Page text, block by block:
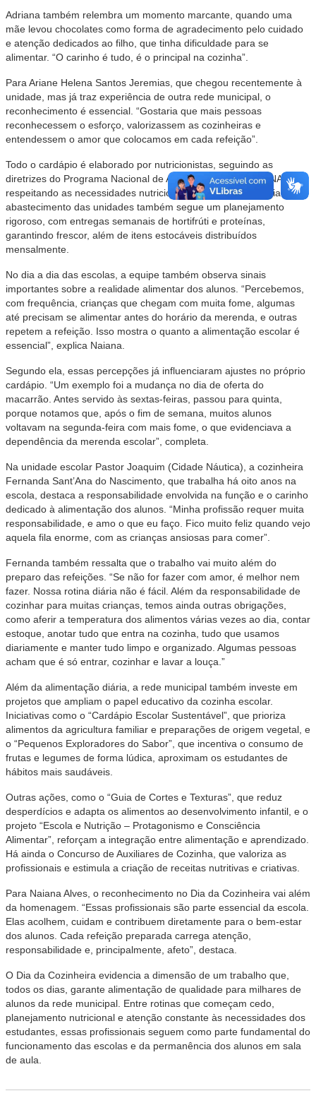
Adriana também relembra um momento marcante, quando uma
mãe levou chocolates como forma de agradecimento pelo cuidado
e atenção dedicados ao filho, que tinha dificuldade para se
alimentar. “O carinho é tudo, é o principal na cozinha”.
Para Ariane Helena Santos Jeremias, que chegou recentemente à
unidade, mas já traz experiência de outra rede municipal, o
reconhecimento é essencial. “Gostaria que mais pessoas
reconhecessem o esforço, valorizassem as cozinheiras e
entendessem o amor que colocamos em cada refeição”.
Todo o cardápio é elaborado por nutricionistas, seguindo as
diretrizes do Programa Nacional de Alimentação Escolar (PNAE) e
respeitando as necessidades nutricionais de cada faixa etária. O
abastecimento das unidades também segue um planejamento
rigoroso, com entregas semanais de hortifrúti e proteínas,
garantindo frescor, além de itens estocáveis distribuídos
mensalmente.
No dia a dia das escolas, a equipe também observa sinais
importantes sobre a realidade alimentar dos alunos. “Percebemos,
com frequência, crianças que chegam com muita fome, algumas
até precisam se alimentar antes do horário da merenda, e outras
repetem a refeição. Isso mostra o quanto a alimentação escolar é
essencial”, explica Naiana.
Segundo ela, essas percepções já influenciaram ajustes no próprio
cardápio. “Um exemplo foi a mudança no dia de oferta do
macarrão. Antes servido às sextas-feiras, passou para quinta,
porque notamos que, após o fim de semana, muitos alunos
voltavam na segunda-feira com mais fome, o que evidenciava a
dependência da merenda escolar”, completa.
Na unidade escolar Pastor Joaquim (Cidade Náutica), a cozinheira
Fernanda Sant’Ana do Nascimento, que trabalha há oito anos na
escola, destaca a responsabilidade envolvida na função e o carinho
dedicado à alimentação dos alunos. “Minha profissão requer muita
responsabilidade, e amo o que eu faço. Fico muito feliz quando vejo
aquela fila enorme, com as crianças ansiosas para comer”.
Fernanda também ressalta que o trabalho vai muito além do
preparo das refeições. “Se não for fazer com amor, é melhor nem
fazer. Nossa rotina diária não é fácil. Além da responsabilidade de
cozinhar para muitas crianças, temos ainda outras obrigações,
como aferir a temperatura dos alimentos várias vezes ao dia, contar
estoque, anotar tudo que entra na cozinha, tudo que usamos
diariamente e manter tudo limpo e organizado. Algumas pessoas
acham que é só entrar, cozinhar e lavar a louça.”
Além da alimentação diária, a rede municipal também investe em
projetos que ampliam o papel educativo da cozinha escolar.
Iniciativas como o “Cardápio Escolar Sustentável”, que prioriza
alimentos da agricultura familiar e preparações de origem vegetal, e
o “Pequenos Exploradores do Sabor”, que incentiva o consumo de
frutas e legumes de forma lúdica, aproximam os estudantes de
hábitos mais saudáveis.
Outras ações, como o “Guia de Cortes e Texturas”, que reduz
desperdícios e adapta os alimentos ao desenvolvimento infantil, e o
projeto “Escola e Nutrição – Protagonismo e Consciência
Alimentar”, reforçam a integração entre alimentação e aprendizado.
Há ainda o Concurso de Auxiliares de Cozinha, que valoriza as
profissionais e estimula a criação de receitas nutritivas e criativas.
Para Naiana Alves, o reconhecimento no Dia da Cozinheira vai além
da homenagem. “Essas profissionais são parte essencial da escola.
Elas acolhem, cuidam e contribuem diretamente para o bem-estar
dos alunos. Cada refeição preparada carrega atenção,
responsabilidade e, principalmente, afeto”, destaca.
O Dia da Cozinheira evidencia a dimensão de um trabalho que,
todos os dias, garante alimentação de qualidade para milhares de
alunos da rede municipal. Entre rotinas que começam cedo,
planejamento nutricional e atenção constante às necessidades dos
estudantes, essas profissionais seguem como parte fundamental do
funcionamento das escolas e da permanência dos alunos em sala
de aula.